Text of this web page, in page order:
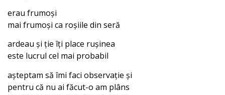
erau frumoși
mai frumoși ca roșiile din seră
ardeau și ție îți place rușinea
este lucrul cel mai probabil
așteptam să îmi faci observație și
pentru că nu ai făcut-o am plâns